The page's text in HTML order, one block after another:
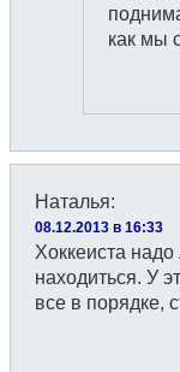
как мы
Наталья:
08.12.2013 в 16:33
Хоккеиста
находиться. У
все в порядке,